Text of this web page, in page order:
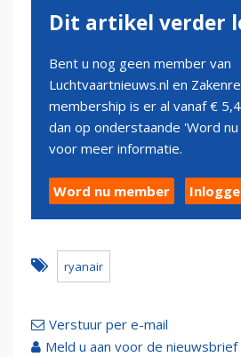
Dit artikel verder
Bent u nog geen member van
Luchtvaartnieuws.nl en
membership is er al vanaf €
dan op onderstaande 'Word
voor meer informatie.
Word nu member
ryanair
Verstuur per e-mail
Meld u aan voor de nieuwsbrief